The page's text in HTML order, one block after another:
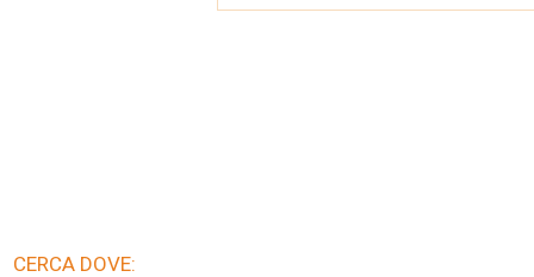
CERCA DOVE: